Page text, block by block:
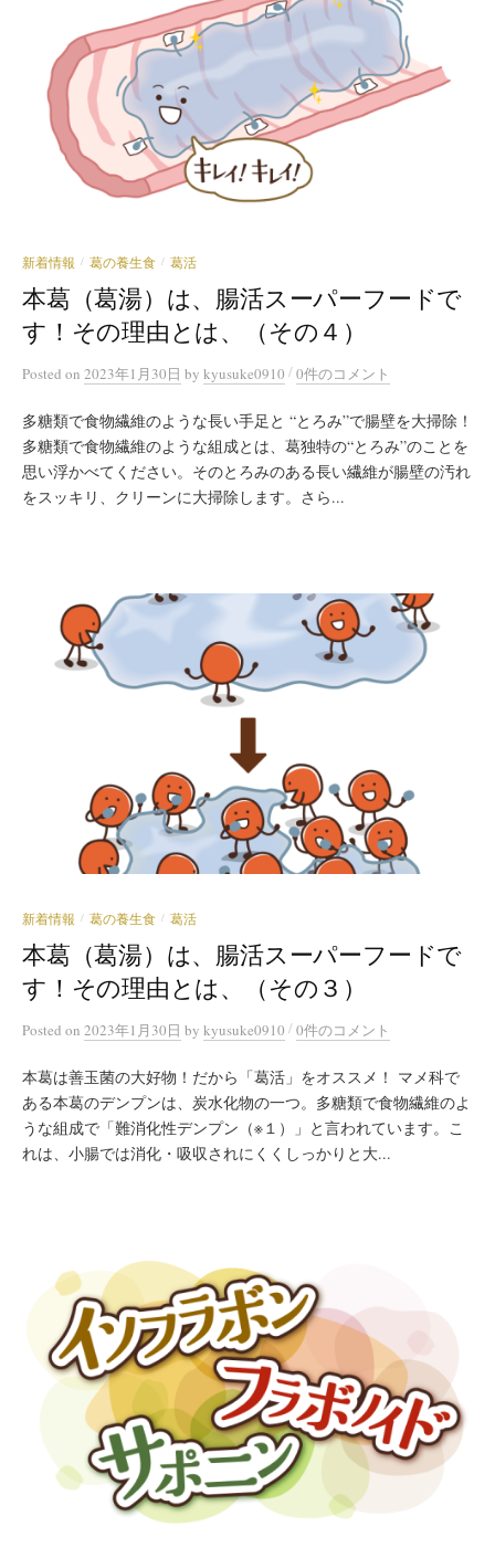
新着情報 / 葛の養生食 / 葛活
本葛（葛湯）は、腸活スーパーフードで
す！その理由とは、（その４）
Posted on 2023年1月30日 by kyusuke0910 /0件のコメント
多糖類で食物繊維のような長い手足と “とろみ”で腸壁を大掃除！
多糖類で食物繊維のような組成とは、葛独特の“とろみ”のことを
思い浮かべてください。そのとろみのある長い繊維が腸壁の汚れ
をスッキリ、クリーンに大掃除します。さら...
新着情報 / 葛の養生食 / 葛活
本葛（葛湯）は、腸活スーパーフードで
す！その理由とは、（その３）
Posted on 2023年1月30日 by kyusuke0910 /0件のコメント
本葛は善玉菌の大好物！だから「葛活」をオススメ！ マメ科で
ある本葛のデンプンは、炭水化物の一つ。多糖類で食物繊維のよ
うな組成で「難消化性デンプン（※１）」と言われています。こ
れは、小腸では消化・吸収されにくくしっかりと大...